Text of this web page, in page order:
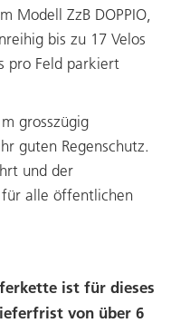
Modell ZzB DOPPIO,
bis zu 17 Velos
pro Feld parkiert
grosszügig
guten Regenschutz.
und der
alle öffentlichen
ist für dieses
von über 6